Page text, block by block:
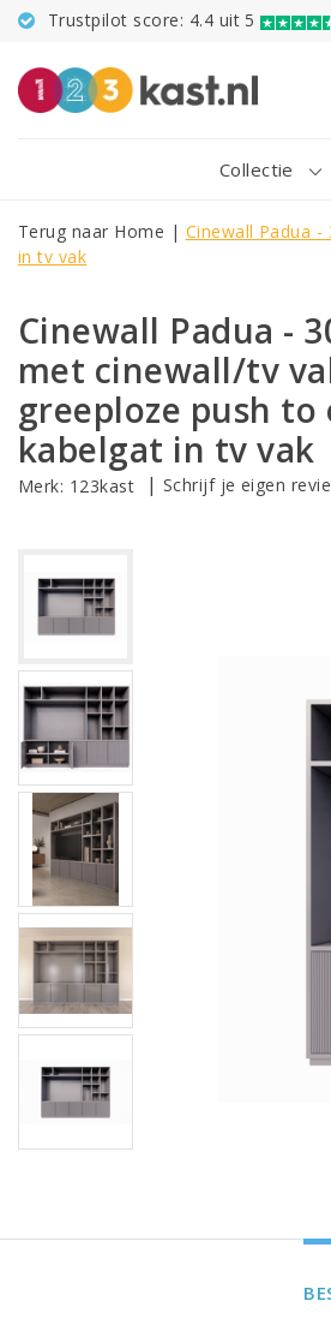
Trustpilot score: 4.4 uit 5
Collectie
Terug naar Home | Cinewall Padua
in tv vak
Cinewall Padua -
met cinewall/tv
greeploze push
kabelgat in tv vak
Merk: 123kast | Schrijf je eigen